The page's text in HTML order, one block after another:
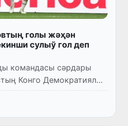
голы жәҳән
сулыў гол деп
командасы сәрдары
Конго Демократиялық
командасы
голы ФИФА рәсмий
2026-жылғы жәҳән...